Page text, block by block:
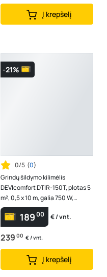
Į krepšelį
-21%
0/5 (0)
Grindų šildymo kilimėlis
DEVIcomfort DTIR-150T, plotas 5
m², 0,5 x 10 m, galia 750 W,
83030576
18900 € / vnt.
239 00 € / vnt.
Į krepšelį